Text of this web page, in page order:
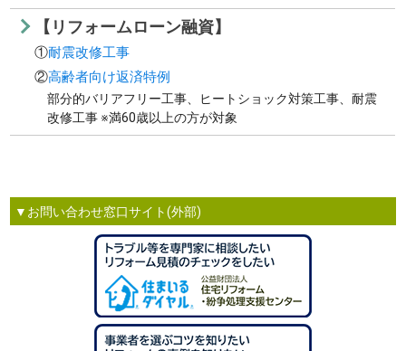
【リフォームローン融資】
①耐震改修工事
②高齢者向け返済特例
部分的バリアフリー工事、ヒートショック対策工事、耐震
改修工事 ※満60歳以上の方が対象
▼お問い合わせ窓口サイト(外部)